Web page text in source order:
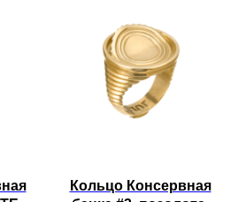
Кольцо Консервная